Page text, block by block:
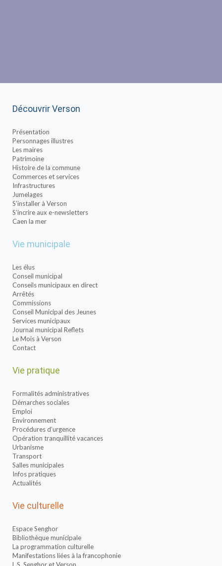
Découvrir Verson
Présentation
Personnages illustres
Les maires
Patrimoine
Histoire de la commune
Commerces et services
Infrastructures
Jumelages
S’installer à Verson
S’incrire aux e-newsletters
Caen la mer
Vie municipale
Les élus
Conseil municipal
Conseils municipaux en direct
Arrêtés
Commissions
Conseil Municipal des Jeunes
Services municipaux
Journal municipal Reflets
Le Mois à Verson
Contact
Vie pratique
Formalités administratives
Démarches sociales
Emploi
Environnement
Procédures d’urgence
Opération tranquillité vacances
Urbanisme
Transport
Salles municipales
Infos pratiques
Actualités
Vie culturelle
Espace Senghor
Bibliothèque municipale
La programmation culturelle
Manifestations liées à la francophonie